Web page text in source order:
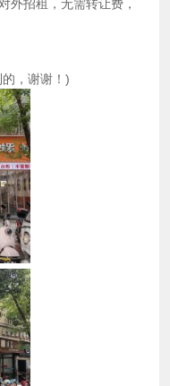
外招租，无需转让费，
，谢谢！)